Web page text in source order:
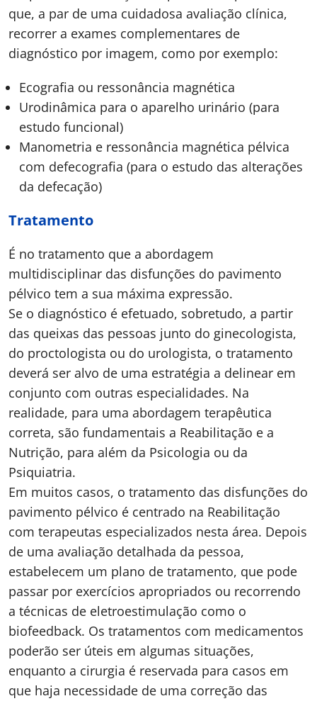
que, a par de uma cuidadosa avaliação clínica,
recorrer a exames complementares de
diagnóstico por imagem, como por exemplo:
Ecografia ou ressonância magnética
Urodinâmica para o aparelho urinário (para
estudo funcional)
Manometria e ressonância magnética pélvica
com defecografia (para o estudo das alterações
da defecação)
Tratamento
É no tratamento que a abordagem
multidisciplinar das disfunções do pavimento
pélvico tem a sua máxima expressão.
Se o diagnóstico é efetuado, sobretudo, a partir
das queixas das pessoas junto do ginecologista,
do proctologista ou do urologista, o tratamento
deverá ser alvo de uma estratégia a delinear em
conjunto com outras especialidades. Na
realidade, para uma abordagem terapêutica
correta, são fundamentais a Reabilitação e a
Nutrição, para além da Psicologia ou da
Psiquiatria.
Em muitos casos, o tratamento das disfunções do
pavimento pélvico é centrado na Reabilitação
com terapeutas especializados nesta área. Depois
de uma avaliação detalhada da pessoa,
estabelecem um plano de tratamento, que pode
passar por exercícios apropriados ou recorrendo
a técnicas de eletroestimulação como o
biofeedback. Os tratamentos com medicamentos
poderão ser úteis em algumas situações,
enquanto a cirurgia é reservada para casos em
que haja necessidade de uma correção das